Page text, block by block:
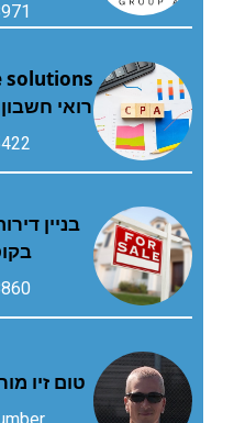
רואי
בניין
טום זיו